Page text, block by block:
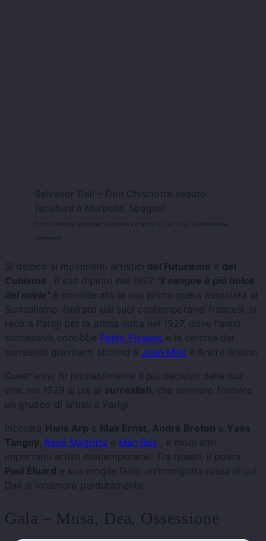
Salvador Dalí – Don Chisciotte seduto
(scultura a Marbella, Spagna)
Foto di Manuel González Olaechea y Franco (CC BY 3.0), via Wikimedia
Commons
Si dedicò ai movimenti artistici del Futurismo e del
Cubismo . Il suo dipinto del 1927 "Il sangue è più dolce
del miele" è considerato la sua prima opera associata al
Surrealismo. Ispirato dai suoi contemporanei francesi, si
recò a Parigi per la prima volta nel 1927, dove l'anno
successivo conobbe Pablo Picasso e la cerchia dei
surrealisti gravitanti attorno a Joan Miró e André Breton
Quest'anno fu probabilmente il più decisivo della sua
vita: nel 1929 si unì ai surrealisti, che avevano formato
un gruppo di artisti a Parigi.
Incontrò Hans Arp e Max Ernst, André Breton e Yves
Tanguy, René Magritte e Man Ray , e molti altri
importanti artisti contemporanei. Tra questi, il poeta
Paul Éluard e sua moglie Gala, un'immigrata russa di cui
Dalí si innamorò perdutamente.
Gala – Musa, Dea, Ossessione